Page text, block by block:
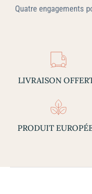
Quatre engagements
LIVRAISON
PRODUIT